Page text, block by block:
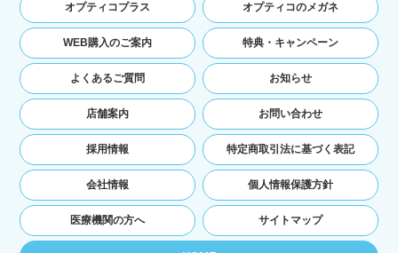
オプティコプラス オプティコのメガネ
WEB購入のご案内
よくあるご質問
店舗案内
採用情報
会社情報
医療機関の方へ
特典・キャンペーン
お知らせ
お問い合わせ
特定商取引法に基づく表記
個人情報保護方針
サイトマップ